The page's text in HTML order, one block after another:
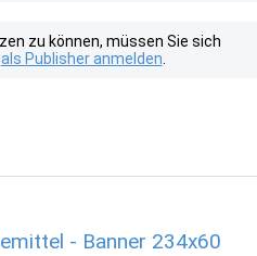
zu können, müssen Sie sich
als Publisher anmelden
- Banner 234x60